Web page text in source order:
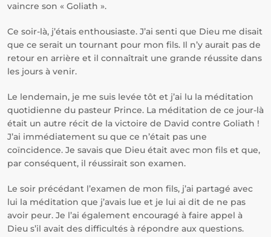
vaincre son « Goliath ».
Ce soir-là, j’étais enthousiaste. J’ai senti que Dieu me disait
que ce serait un tournant pour mon fils. Il n’y aurait pas de
retour en arrière et il connaîtrait une grande réussite dans
les jours à venir.
Le lendemain, je me suis levée tôt et j’ai lu la méditation
quotidienne du pasteur Prince. La méditation de ce jour-là
était un autre récit de la victoire de David contre Goliath !
J’ai immédiatement su que ce n’était pas une
coïncidence. Je savais que Dieu était avec mon fils et que,
par conséquent, il réussirait son examen.
Le soir précédant l’examen de mon fils, j’ai partagé avec
lui la méditation que j’avais lue et je lui ai dit de ne pas
avoir peur. Je l’ai également encouragé à faire appel à
Dieu s’il avait des difficultés à répondre aux questions.